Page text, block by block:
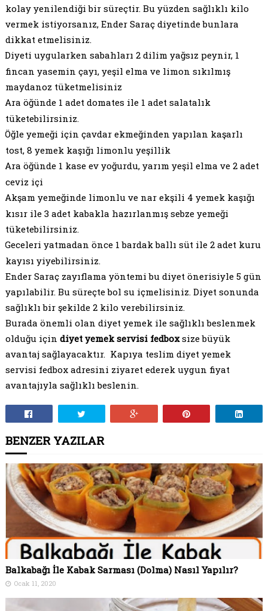
kolay yenilendiği bir süreçtir. Bu yüzden sağlıklı kilo
vermek istiyorsanız, Ender Saraç diyetinde bunlara
dikkat etmelisiniz.
Diyeti uygularken sabahları 2 dilim yağsız peynir, 1
fincan yasemin çayı, yeşil elma ve limon sıkılmış
maydanoz tüketmelisiniz
Ara öğünde 1 adet domates ile 1 adet salatalık
tüketebilirsiniz.
Öğle yemeği için çavdar ekmeğinden yapılan kaşarlı
tost, 8 yemek kaşığı limonlu yeşillik
Ara öğünde 1 kase ev yoğurdu, yarım yeşil elma ve 2 adet
ceviz içi
Akşam yemeğinde limonlu ve nar ekşili 4 yemek kaşığı
kısır ile 3 adet kabakla hazırlanmış sebze yemeği
tüketebilirsiniz.
Geceleri yatmadan önce 1 bardak ballı süt ile 2 adet kuru
kayısı yiyebilirsiniz.
Ender Saraç zayıflama yöntemi bu diyet önerisiyle 5 gün
yapılabilir. Bu süreçte bol su içmelisiniz. Diyet sonunda
sağlıklı bir şekilde 2 kilo verebilirsiniz.
Burada önemli olan diyet yemek ile sağlıklı beslenmek
olduğu için diyet yemek servisi fedboxsize büyük
avantaj sağlayacaktır. Kapıya teslim diyet yemek
servisi fedbox adresini ziyaret ederek uygun fiyat
avantajıyla sağlıklı beslenin.
BENZER YAZILAR
Balkabağı İle Kabak Sarması (Dolma) Nasıl Yapılır?
Ocak 11, 2020